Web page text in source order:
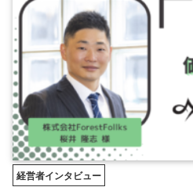
経営者インタビュー